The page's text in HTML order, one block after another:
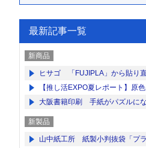
最新記事一覧
新商品
ヒサゴ 「FUJIPLA」から貼り
【推し活EXPO夏レポート】原
大阪書籍印刷 手紙がパズルに
新製品
山中紙工所 紙製小判抜袋「プ